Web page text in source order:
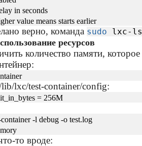
in seconds
value means starts earlier
верно, команда sudo lxc-
ресурсов
количество памяти,
lxc/test-container/config:
= 256M
-l debug -o test.log
то вроде: